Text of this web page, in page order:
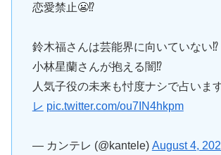
恋愛禁止😬⁉️
鈴木福さんは芸能界に向いていない⁉️
小林星蘭さんが抱える闇⁉️
人気子役の未来も忖度ナシで占いま
レ pic.twitter.com/ou7IN4hkpm
— カンテレ (@kantele) August 4,